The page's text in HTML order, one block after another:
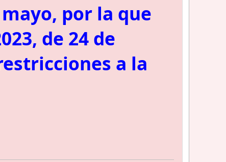
por la que
de 24 de
a la